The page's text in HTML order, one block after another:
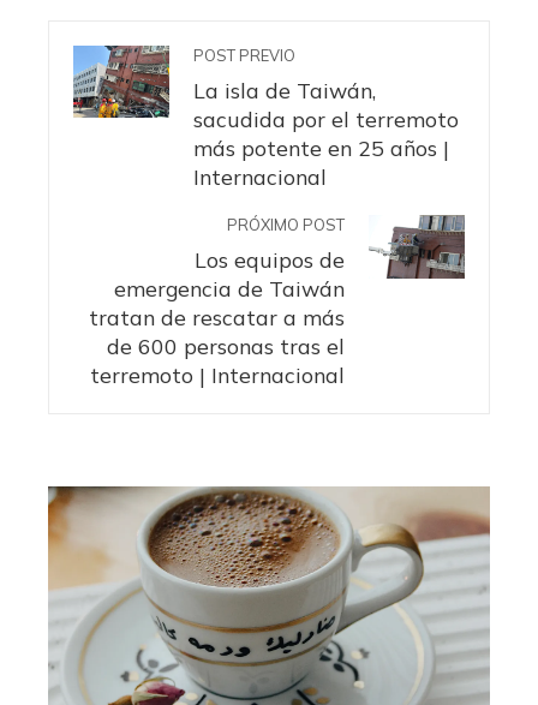
POST PREVIO
La isla de Taiwán,
sacudida por el terremoto
más potente en 25 años |
Internacional
PRÓXIMO POST
Los equipos de
emergencia de Taiwán
tratan de rescatar a más
de 600 personas tras el
terremoto | Internacional